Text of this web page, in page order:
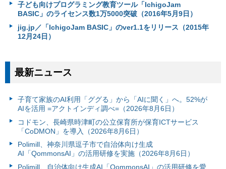
子ども向けプログラミング教育ツール「IchigoJam
BASIC」のライセンス数1万5000突破（2016年5月9日）
jig.jp／「IchigoJam BASIC」のver1.1をリリース（2015年
12月24日）
最新ニュース
子育て家族のAI利用「ググる」から「AIに聞く」へ。52%が
AIを活用 =アクトインディ調べ=（2026年8月6日）
コドモン、長崎県時津町の公立保育所が保育ICTサービス
「CoDMON」を導入（2026年8月6日）
Polimill、神奈川県逗子市で自治体向け生成
AI「QommonsAI」の活用研修を実施（2026年8月6日）
Polimill、自治体向け生成AI「QommonsAI」の活用研修を愛